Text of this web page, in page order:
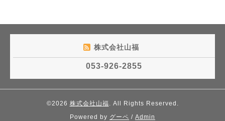
株式会社山福
053-926-2855
©2026 株式会社山福. All Rights Reserved.
Powered by グーペ / Admin